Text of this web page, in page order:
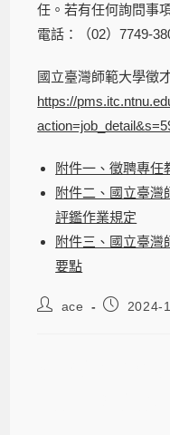
任。若有任何詢問事
電話：（02）7749-
國立臺灣師範大學徵
https://
附件一、徵聘專任
附件二、國立臺灣
評鑑作業規定
附件三、國立臺灣
要點
ace 2024-